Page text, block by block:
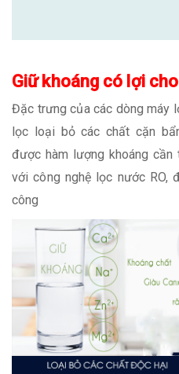
Giữ khoáng có lợi
Đặc trưng của các dòng máy
lọc loại bỏ các chất cặn
được hàm lượng khoáng
với công nghệ lọc nước RO,
công